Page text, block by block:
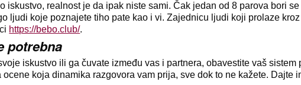
iskustvo, realnost je da ipak niste sami. Čak jedan od 8 parova bori
ljudi koje poznajete tiho pate kao i vi. Zajednicu ljudi koji prolaze
https://bebo.club/.
potrebna
iskustvo ili ga čuvate između vas i partnera, obavestite vaš sistem
koja dinamika razgovora vam prija, sve dok to ne kažete. Dajte